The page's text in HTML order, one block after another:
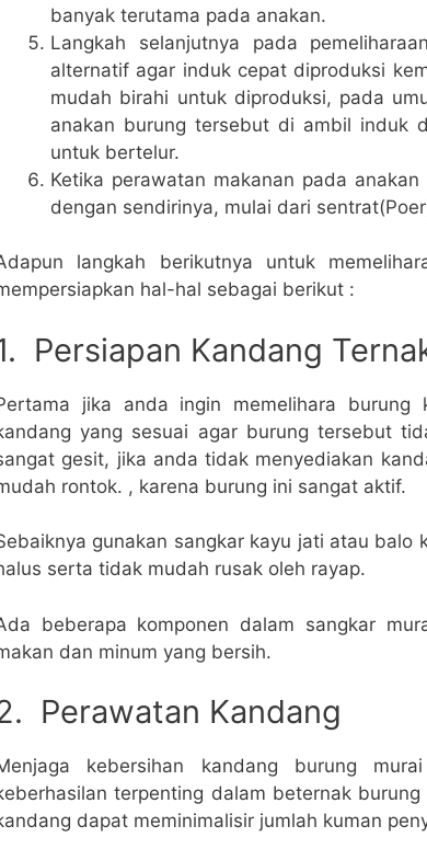
banyak terutama pada anakan.
Langkah selanjutnya pada
alternatif agar induk cepat diproduksi
mudah birahi untuk diproduksi, pada
anakan burung tersebut di ambil induk
untuk bertelur.
Ketika perawatan makanan pada
dengan sendirinya, mulai dari
langkah berikutnya untuk
hal-hal sebagai berikut :
Persiapan Kandang
jika anda ingin memelihara
yang sesuai agar burung tersebut
gesit, jika anda tidak menyediakan
rontok. , karena burung ini sangat aktif.
gunakan sangkar kayu jati atau
serta tidak mudah rusak oleh rayap.
beberapa komponen dalam sangkar
dan minum yang bersih.
Perawatan Kandang
kebersihan kandang burung
terpenting dalam beternak
dapat meminimalisir jumlah kuman